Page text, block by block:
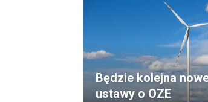
Będzie kolejna
ustawy o OZE